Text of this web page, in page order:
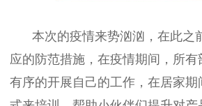
本次的疫情来势汹汹，在此之
应的防范措施，在疫情期间，所
有序的开展自己的工作，在居家期